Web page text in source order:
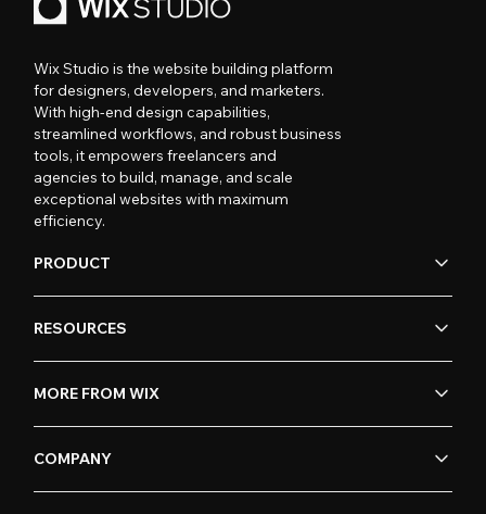
Wix Studio is the website building platform
for designers, developers, and marketers.
With high-end design capabilities,
streamlined workflows, and robust business
tools, it empowers freelancers and
agencies to build, manage, and scale
exceptional websites with maximum
efficiency.
PRODUCT
RESOURCES
MORE FROM WIX
COMPANY